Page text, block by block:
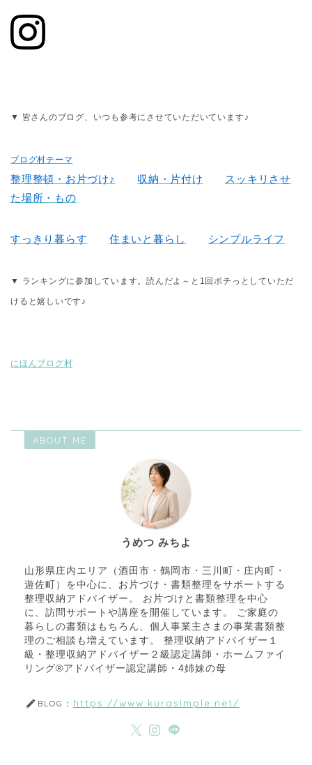
▼ 皆さんのブログ、いつも参考にさせていただいています♪
ブログ村テーマ
整理整頓・お片づけ♪ 収納・片付け
スッキリさせ
た場所・もの
すっきり暮らす 住まいと暮らし シンプルライフ
▼ ランキングに参加しています。読んだよ～と1回ポチっとしていただ
けると嬉しいです♪
にほんブログ村
ABOUT ME
うめつ みちよ
山形県庄内エリア（酒田市・鶴岡市・三川町・庄内町・
遊佐町）を中心に、お片づけ・書類整理をサポートする
整理収納アドバイザー。 お片づけと書類整理を中心
に、訪問サポートや講座を開催しています。 ご家庭の
暮らしの書類はもちろん、個人事業主さまの事業書類整
理のご相談も増えています。 整理収納アドバイザー１
級・整理収納アドバイザー２級認定講師・ホームファイ
リング®アドバイザー認定講師・4姉妹の母
BLOG： https://www.kurasimple.net/